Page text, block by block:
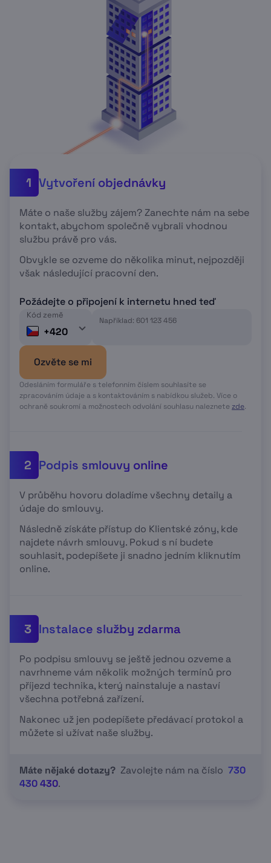
1 Vytvoření objednávky
Máte o naše služby zájem? Zanechte nám na sebe
kontakt, abychom společně vybrali vhodnou
službu právě pro vás.
Obvykle se ozveme do několika minut, nejpozději
však následující pracovní den.
Požádejte o připojení k internetu hned teď
Kód země
+420
Například: 601 123 456
Ozvěte se mi
Odesláním formuláře s telefonním číslem souhlasíte se
zpracováním údaje a s kontaktováním s nabídkou služeb. Více o
ochraně soukromí a možnostech odvolání souhlasu naleznete zde.
2 Podpis smlouvy online
V průběhu hovoru doladíme všechny detaily a
údaje do smlouvy.
Následně získáte přístup do Klientské zóny, kde
najdete návrh smlouvy. Pokud s ní budete
souhlasit, podepíšete ji snadno jedním kliknutím
online.
3 Instalace služby zdarma
Po podpisu smlouvy se ještě jednou ozveme a
navrhneme vám několik možných termínů pro
příjezd technika, který nainstaluje a nastaví
všechna potřebná zařízení.
Nakonec už jen podepíšete předávací protokol a
můžete si užívat naše služby.
Máte nějaké dotazy? Zavolejte nám na číslo 730
430 430.